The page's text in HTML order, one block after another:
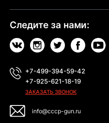
Следите за нами:
+7-499-394-59-42
+7-925-621-18-19
ЗАКАЗАТЬ ЗВОНОК
info@cccp-gun.ru